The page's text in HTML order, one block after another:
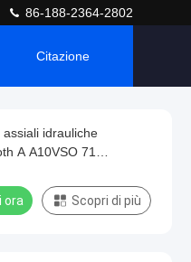
86-188-2364-2802
Citazione
idrauliche
A A10VSO 71
ora Scopri di più